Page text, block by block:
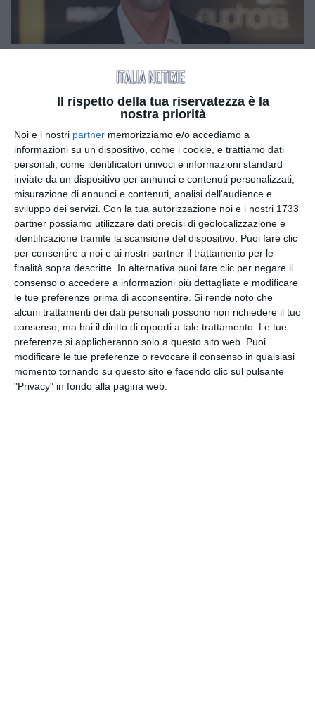
Il rispetto della tua riservatezza è la
nostra priorità
Noi e i nostri partner memorizziamo e/o accediamo a
informazioni su un dispositivo, come i cookie, e trattiamo dati
personali, come identificatori univoci e informazioni standard
inviate da un dispositivo per annunci e contenuti personalizzati,
misurazione di annunci e contenuti, analisi dell'audience e
sviluppo dei servizi. Con la tua autorizzazione noi e i nostri 1733
partner possiamo utilizzare dati precisi di geolocalizzazione e
identificazione tramite la scansione del dispositivo. Puoi fare clic
per consentire a noi e ai nostri partner il trattamento per le
finalità sopra descritte. In alternativa puoi fare clic per negare il
consenso o accedere a informazioni più dettagliate e modificare
le tue preferenze prima di acconsentire. Si rende noto che
alcuni trattamenti dei dati personali possono non richiedere il tuo
consenso, ma hai il diritto di opporti a tale trattamento. Le tue
preferenze si applicheranno solo a questo sito web. Puoi
modificare le tue preferenze o revocare il consenso in qualsiasi
momento tornando su questo sito e facendo clic sul pulsante
"Privacy" in fondo alla pagina web.
Addio a Eric Dane, il Dr. Mark
Sloan di Grey’s Anatomy:
scomparso a 53 anni dopo la
battaglia contro la SLA
Los Angeles - Eric William Dane, celebre per il ruolo
del Dr. Mark Sloan in Grey’s Anat…
by Giornale di Puglia - 09:59